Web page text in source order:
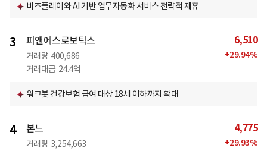
비즈플레이와 AI 기반 업무자동화 서비스 전략적 제휴
3 피앤에스로보틱스
거래량 400,686
거래대금 24.4억
6,510
+29.94%
워크봇 건강보험 급여 대상 18세 이하까지 확대
4 본느
거래량 3,254,663
4,775
+29.93%